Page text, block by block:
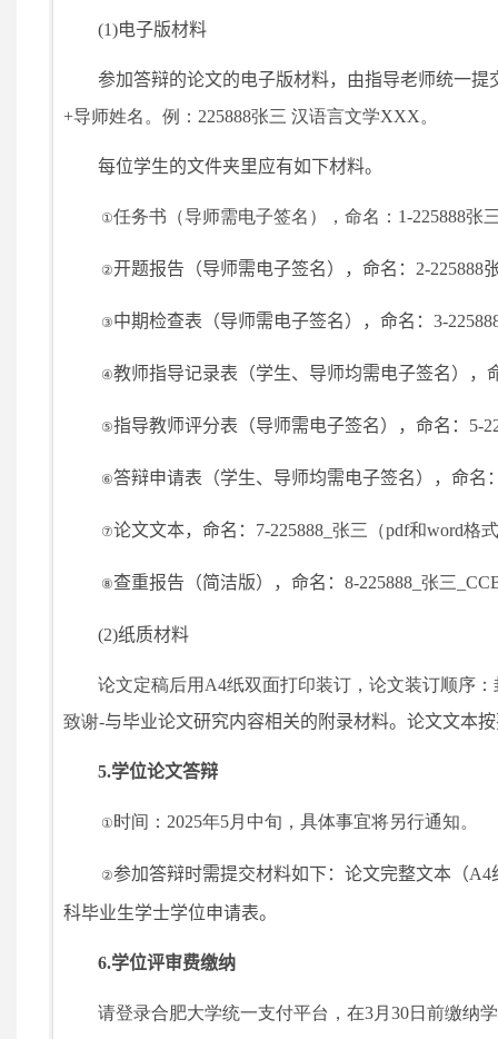
(1)电子版材料
参加答辩的论文的电子版材料，由指导老师统一
+导师姓名。例： 225888张三 汉语言文学XXX。
每位学生的文件夹里应有如下材料。
①任务书（导师需电子签名），命名： 1-225888张
②开题报告 （导师需电子签名） ，命名： 2-225888
③中期检查表 （导师需电子签名） ，命名 ：3-
④教师指导记录表 （学生、导师均需电子签名） ，
⑤指导教师评分表 （导师需电子签名） ，命名 ： 5-
⑥答辩申请表 （学生、导师均需电子签名） ，命名
⑦论文文本，命名 ： 7-225888_张三（pdf和word格
⑧查重报告（简洁版），命名 ：8-225888_张三
(2)纸质材料
论文定稿后用 A4纸双面打印装订，论文装订顺序：
致谢-与毕业论文研究内容相关的附录材料。论文文本
5.学位论文答辩
①时间： 2025年5月中旬，具体事宜将另行通知。
②参加答辩时需提交材料如下：论文完整文本（A4
科毕业生学士学位申请表。
6.学位评审费缴纳
请登录合肥大学统一支付平台，在3月30日前缴纳